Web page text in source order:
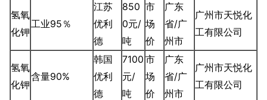
氢氧
化钾
工业95％
江苏
优利
德
850
0元/
吨
市
场
价
广东
省/广
州市
广州市天悦化
工有限公司
氢氧
化钾
含量90%
韩国
优利
德
7100
元/
吨
市
场
价
广东
省/广
州市
广州市天悦化
工有限公司